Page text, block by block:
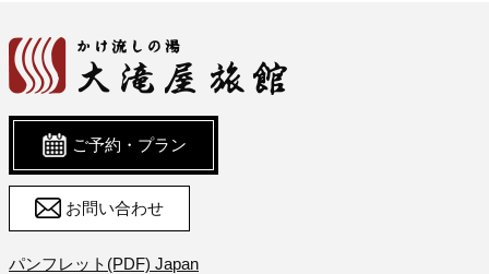
ご予約・プラン
お問い合わせ
パンフレット(PDF) Japan